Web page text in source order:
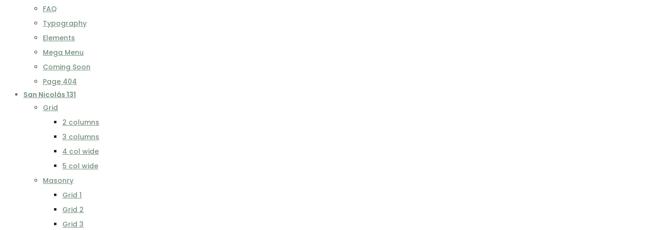
FAQ
Typography
Elements
Mega Menu
Coming Soon
Page 404
San Nicolás 131
Grid
2 columns
3 columns
4 col wide
5 col wide
Masonry
Grid 1
Grid 2
Grid 3